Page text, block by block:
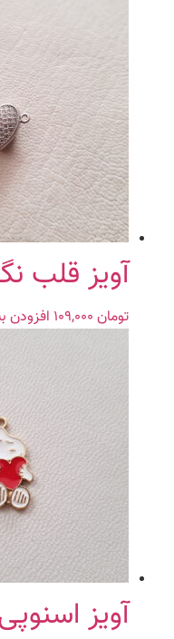
آویز قلب
تومان افزودن
آویز